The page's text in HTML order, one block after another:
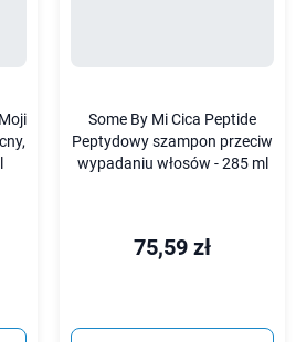
Some By Mi Cica Peptide
Peptydowy szampon przeciw
wypadaniu włosów - 285 ml
75,59 zł